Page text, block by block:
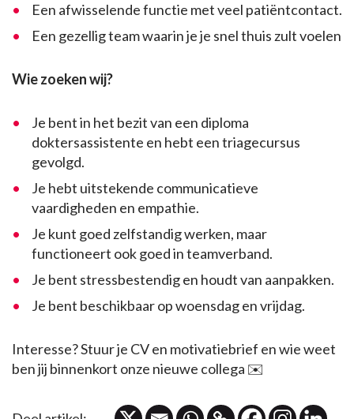
Een afwisselende functie met veel patiëntcontact.
Een gezellig team waarin je je snel thuis zult voelen
Wie zoeken wij?
Je bent in het bezit van een diploma
doktersassistente en hebt een triagecursus
gevolgd.
Je hebt uitstekende communicatieve
vaardigheden en empathie.
Je kunt goed zelfstandig werken, maar
functioneert ook goed in teamverband.
Je bent stressbestendig en houdt van aanpakken.
Je bent beschikbaar op woensdag en vrijdag.
Interesse? Stuur je CV en motivatiebrief en wie weet
ben jij binnenkort onze nieuwe collega ✉️